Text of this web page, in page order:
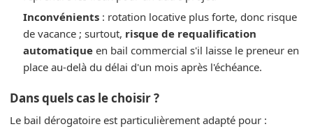
Inconvénients: rotation locative plus forte, donc risque
de vacance ; surtout, risque de requalification
automatiqueen bail commercial s'il laisse le preneur en
place au-delà du délai d'un mois après l'échéance.
Dans quels cas le choisir ?
Le bail dérogatoire est particulièrement adapté pour :